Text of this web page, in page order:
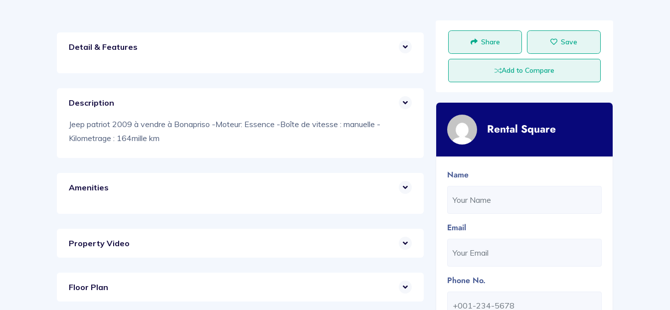
Detail & Features
Description
Jeep patriot 2009 à vendre à Bonapriso -Moteur: Essence -Boîte de vitesse : manuelle -
Kilometrage : 164mille km
Amenities
Property Video
Floor Plan
Share Save
Add to Compare
Rental Square
Name
Email
Phone No.